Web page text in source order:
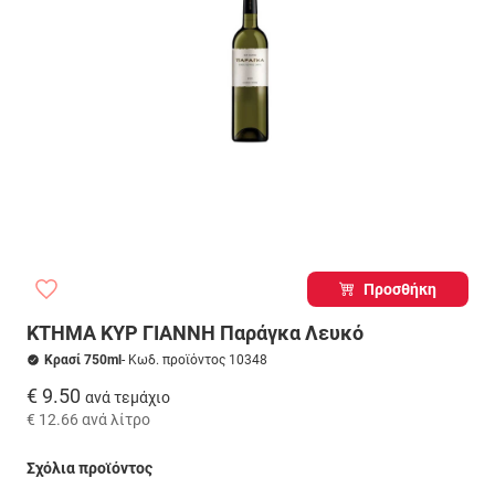
Προσθήκη
ΚΤΗΜΑ ΚΥΡ ΓΙΑΝΝΗ Παράγκα Λευκό
Κρασί 750ml - Κωδ. προϊόντος 10348
€ 9.50 ανά τεμάχιο
€ 12.66 ανά λίτρο
Σχόλια προϊόντος